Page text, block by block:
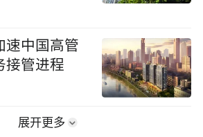
速中国高管
接管进程
展开更多